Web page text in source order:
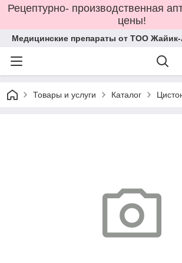
Рецептурно- производственная
цены!
Медицинские препараты от ТОО Жайик-
Товары и услуги Каталог